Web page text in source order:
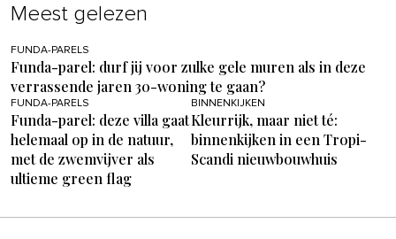
Meest gelezen
FUNDA-PARELS
Funda-parel: durf jij voor zulke gele muren als in deze
verrassende jaren 30-woning te gaan?
FUNDA-PARELS
Funda-parel: deze villa gaat
helemaal op in de natuur,
met de zwemvijver als
ultieme green flag
BINNENKIJKEN
Kleurrijk, maar niet té:
binnenkijken in een Tropi-
Scandi nieuwbouwhuis